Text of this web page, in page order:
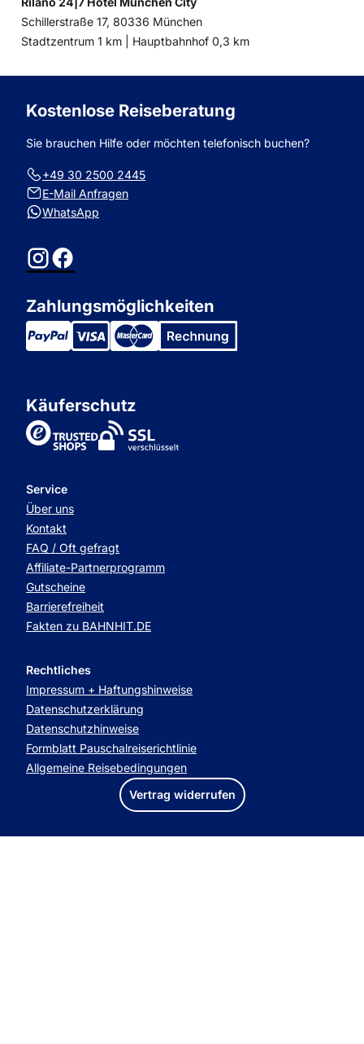
Schillerstraße 17, 80336 München
Entfernung
Stadtzentrum 1 km | Entfernung
Hauptbahnhof 0,3 km
Kostenlose Reiseberatung
Sie brauchen Hilfe oder möchten telefonisch buchen?
+49 30 2500 2445
E-Mail Anfragen
WhatsApp
InstagramFacebook
Zahlungsmöglichkeiten
Käuferschutz
TrustedShops
Service
Über uns
Kontakt
FAQ / Oft gefragt
Affiliate-Partnerprogramm
Gutscheine
Barrierefreiheit
Fakten zu BAHNHIT.DE
Rechtliches
Impressum + Haftungshinweise
Datenschutzerklärung
Datenschutzhinweise
Formblatt Pauschalreiserichtlinie
Allgemeine Reisebedingungen
Vertrag widerrufen